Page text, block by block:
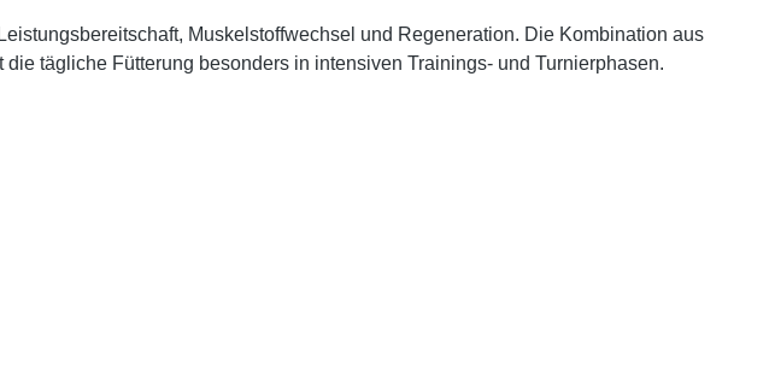
Muskelstoffwechsel und Regeneration. Die Kombination aus
tägliche Fütterung besonders in intensiven Trainings- und Turnierphasen.